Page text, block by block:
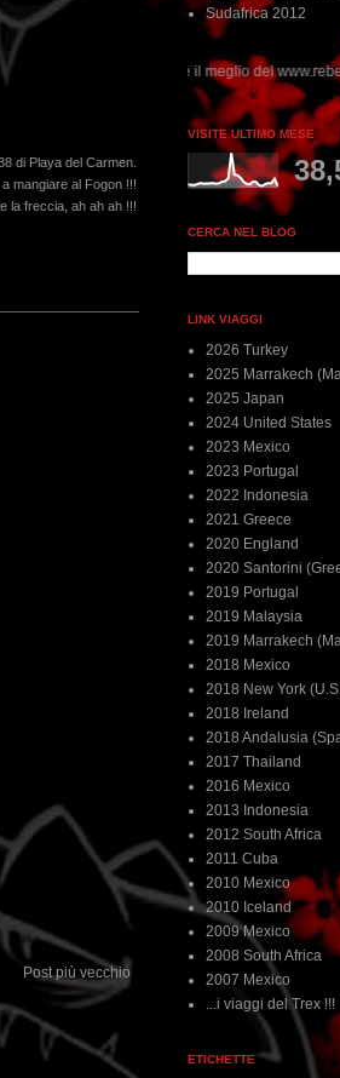
di Playa del Carmen.
mangiare al Fogon !!!
la freccia, ah ah ah !!!
Post più vecchio
Sudafrica 2012
il meglio del www.rebeccatrex.com
VISITE ULTIMO MESE
CERCA NEL BLOG
LINK VIAGGI
2026 Turkey
2025 Marrakech
2025 Japan
2024 United States
2023 Mexico
2023 Portugal
2022 Indonesia
2021 Greece
2020 England
2020 Santorini
2019 Portugal
2019 Malaysia
2019 Marrakech
2018 Mexico
2018 New York
2018 Ireland
2018 Andalusia
2017 Thailand
2016 Mexico
2013 Indonesia
2012 South Africa
2011 Cuba
2010 Mexico
2010 Iceland
2009 Mexico
2008 South Africa
2007 Mexico
...i viaggi del Trex !!!
ETICHETTE